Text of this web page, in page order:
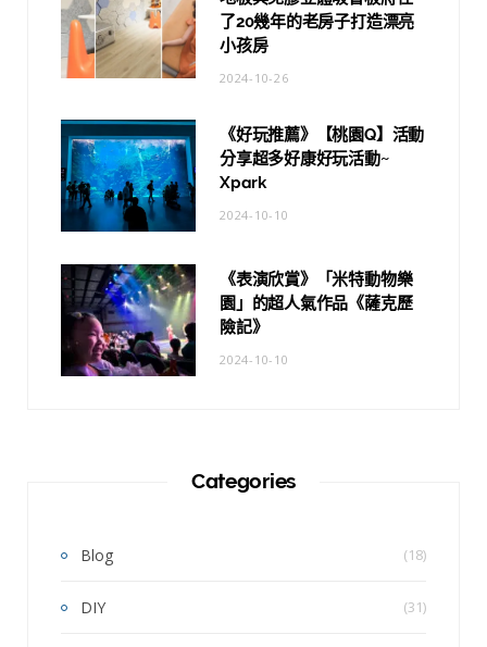
了20幾年的老房子打造漂亮
小孩房
2024-10-26
《好玩推薦》【桃園Q】活動
分享超多好康好玩活動~
Xpark
2024-10-10
《表演欣賞》「米特動物樂
園」的超人氣作品《薩克歷
險記》
2024-10-10
Categories
Blog (18)
DIY (31)